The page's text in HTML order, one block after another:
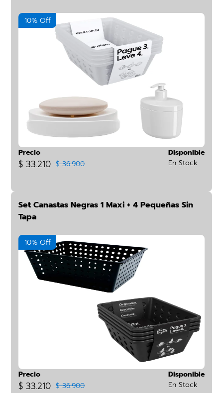
10% Off
Precio
$ 33.210 $ 36.900
Disponible
En Stock
Set Canastas Negras 1 Maxi + 4 Pequeñas Sin
Tapa
10% Off
Precio
$ 33.210 $ 36.900
Disponible
En Stock